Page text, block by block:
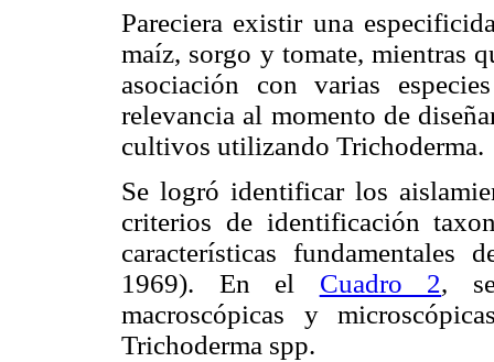
Pareciera existir una
maíz, sorgo y tomate, mientras
asociación con varias
relevancia al momento de
cultivos utilizando Trichoderma.
Se logró identificar los
criterios de identificación
características
1969). En el Cuadro 2,
macroscópicas y
Trichoderma spp.